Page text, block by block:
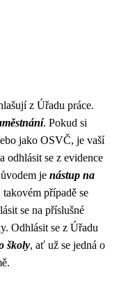
z Úřadu práce.
. Pokud si
jako OSVČ, je vaší
odhlásit se z evidence
je nástup na
takovém případě se
se na příslušné
Odhlásit se z Úřadu
školy, ať už se jedná o